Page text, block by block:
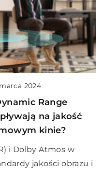
2024
Range
na jakość
kinie?
i Dolby Atmos w
jakości obrazu i